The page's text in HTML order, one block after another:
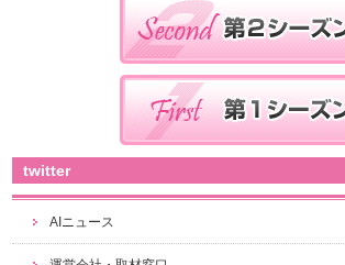
twitter
AIニュース